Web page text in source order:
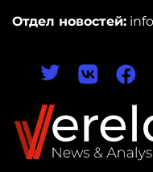
Отдел новостей: